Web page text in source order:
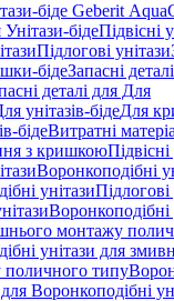
біде Geberit
Унітази-бідеПідвісні
Підлогові унітази
бідеЗапасні
деталі для Для
унітазів-бідеДля
бідеВитратні
з кришкоюПідвісні
Воронкоподібні
унітазиПідлогові
Воронкоподібні
монтажу
унітази для
поличного типу
Воронкоподібні